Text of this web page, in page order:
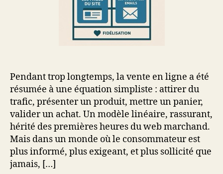
Pendant trop longtemps, la vente en ligne a été
résumée à une équation simpliste : attirer du
trafic, présenter un produit, mettre un panier,
valider un achat. Un modèle linéaire, rassurant,
hérité des premières heures du web marchand.
Mais dans un monde où le consommateur est
plus informé, plus exigeant, et plus sollicité que
jamais, […]